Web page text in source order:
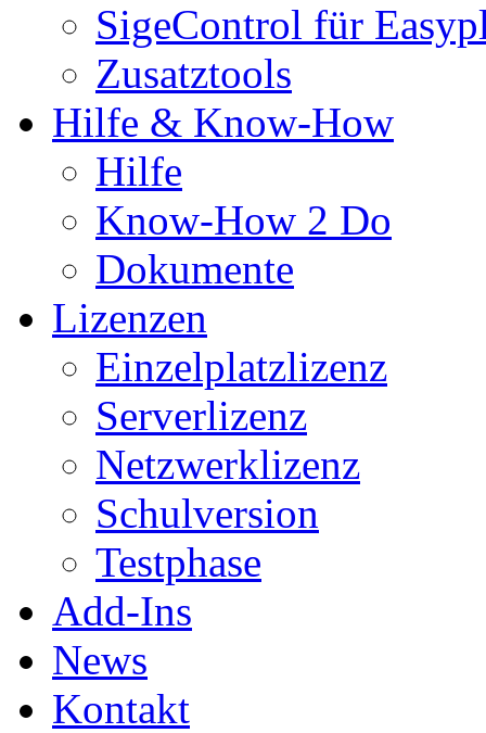
SigeControl für
Zusatztools
Hilfe & Know-How
Hilfe
Know-How 2 Do
Dokumente
Lizenzen
Einzelplatzlizenz
Serverlizenz
Netzwerklizenz
Schulversion
Testphase
Add-Ins
News
Kontakt